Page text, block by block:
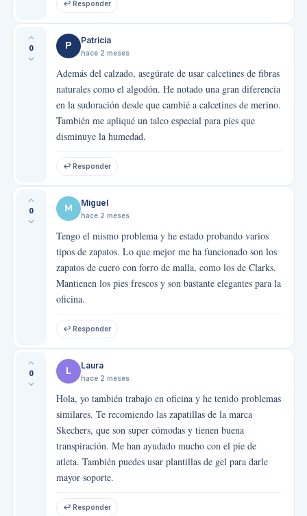
↩ Responder
0 P Patricia
hace 2 meses
Además del calzado, asegúrate de usar calcetines de fibras
naturales como el algodón. He notado una gran diferencia
en la sudoración desde que cambié a calcetines de merino.
También me apliqué un talco especial para pies que
disminuye la humedad.
↩ Responder
0 M Miguel
hace 2 meses
Tengo el mismo problema y he estado probando varios
tipos de zapatos. Lo que mejor me ha funcionado son los
zapatos de cuero con forro de malla, como los de Clarks.
Mantienen los pies frescos y son bastante elegantes para la
oficina.
↩ Responder
0 L Laura
hace 2 meses
Hola, yo también trabajo en oficina y he tenido problemas
similares. Te recomiendo las zapatillas de la marca
Skechers, que son super cómodas y tienen buena
transpiración. Me han ayudado mucho con el pie de
atleta. También puedes usar plantillas de gel para darle
mayor soporte.
↩ Responder